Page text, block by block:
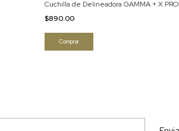
Cuchilla de Delineadora GAMMA + X PRO
$890.00